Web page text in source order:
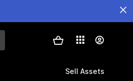
Sell Assets